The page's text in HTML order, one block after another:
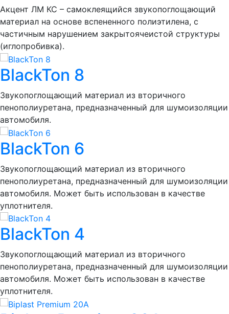
Акцент ЛМ КС – самоклеящийся звукопоглощающий
материал на основе вспененного полиэтилена, с
частичным нарушением закрытоячеистой структуры
(иглопробивка).
BlackTon 8
Звукопоглощающий материал из вторичного
пенополиуретана, предназначенный для шумоизоляции
автомобиля.
BlackTon 6
Звукопоглощающий материал из вторичного
пенополиуретана, предназначенный для шумоизоляции
автомобиля. Может быть использован в качестве
уплотнителя.
BlackTon 4
Звукопоглощающий материал из вторичного
пенополиуретана, предназначенный для шумоизоляции
автомобиля. Может быть использован в качестве
уплотнителя.